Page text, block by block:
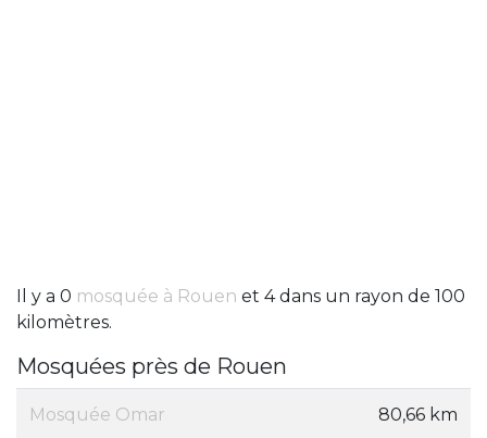
Il y a 0 mosquée à Rouen et 4 dans un rayon de 100
kilomètres.
Mosquées près de Rouen
Mosquée Omar 80,66 km